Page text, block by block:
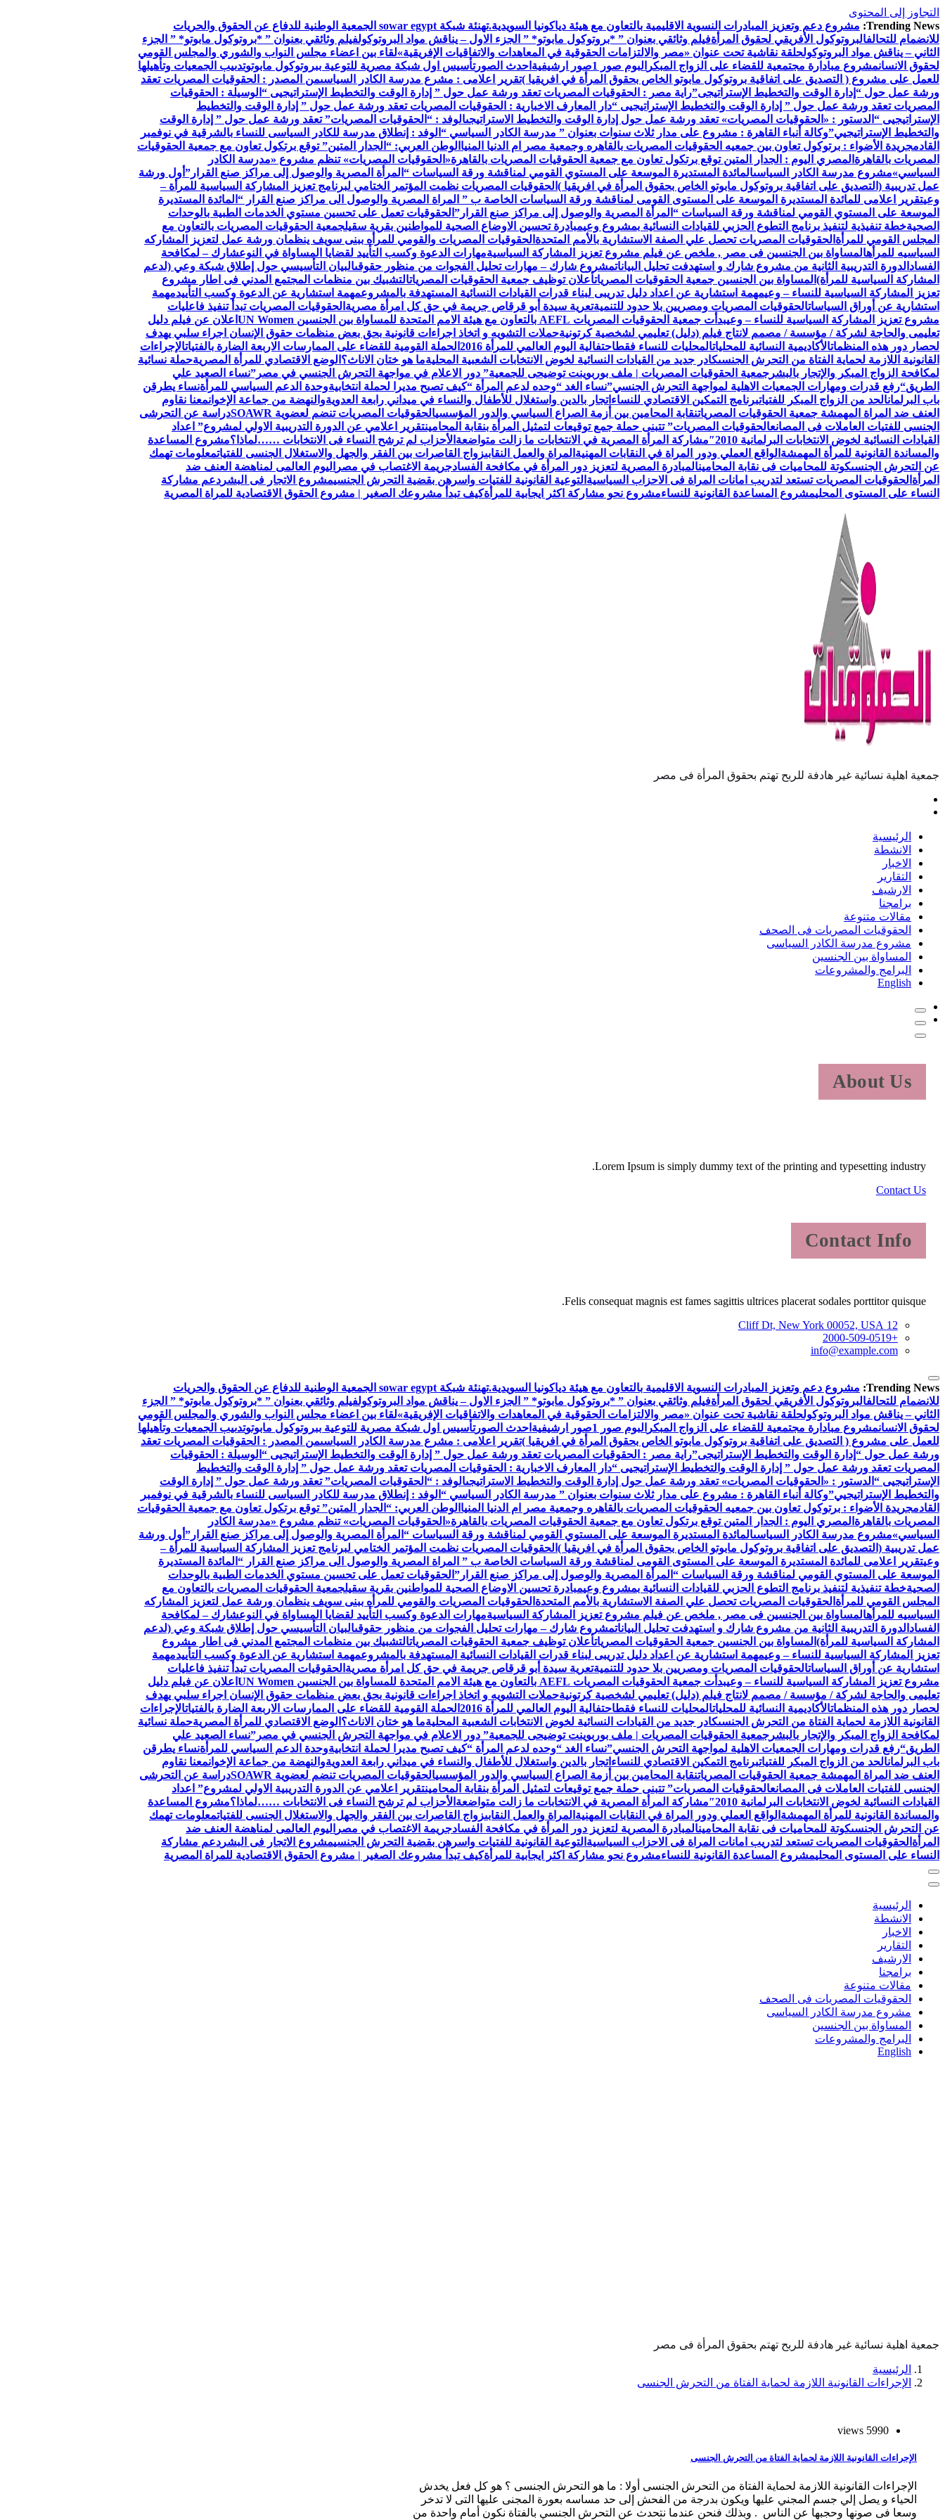
التجاوز إلى المحتوى
Trending News: مشروع دعم وتعزيز المبادرات النسوية الاقليمية بالتعاون مع هيئة دياكونيا السويدية.
تهنئة شبكة sowar egypt الجمعية الوطنية للدفاع عن الحقوق والحريات
للانضمام للتحالفالبروتوكول الأفريقي لحقوق المرأةفيلم وثائقي بعنوان ” *بروتوكول مابوتو* ” الجزء الاول – يناقش مواد البروتوكولفيلم وثائقي بعنوان ” *بروتوكول مابوتو* ” الجزء
الثاني – يناقش مواد البروتوكولحلقة نقاشية تحت عنوان «مصر والالتزامات الحقوقية في المعاهدات والاتفاقيات الإفريقية»لقاء بين اعضاء مجلس النواب والشوري والمجلس القومي
لحقوق الانسانمشروع مبادارة مجتمعية للقضاء على الزواج المبكر البوم صور 1 صور ارشيفية احدث الصورتأسيس اول شبكة مصرية للتوعية ببروتوكول مابوتوتدىيب الجمعيات وتأهيلها
للعمل على مشروع ( التصديق على اتفاقية بروتوكول مابوتو الخاص بحقوق المرأة في افريقيا )تقرير اعلامى : مشرع مدرسة الكادر السياسىمن المصدر : الحقوقيات المصريات تعقد
ورشة عمل حول “إدارة الوقت والتخطيط الإستراتيجى”راية مصر : الحقوقيات المصريات تعقد ورشة عمل حول ” إدارة الوقت والتخطيط الإستراتيجيى “ الوسيلة : الحقوقيات
المصريات تعقد ورشة عمل حول ” إدارة الوقت والتخطيط الإستراتيجيى “دار المعارف الاخبارية : الحقوقيات المصريات تعقد ورشة عمل حول ” إدارة الوقت والتخطيط
الإستراتيجيى “ الدستور : «الحقوقيات المصريات» تعقد ورشة عمل حول إدارة الوقت والتخطيط الاستراتيجىالوفد : “الحقوقيات المصريات” تعقد ورشة عمل حول ” إدارة الوقت
والتخطيط الإستراتيجيي”وكالة أنباء القاهرة : مشروع على مدار ثلاث سنوات بعنوان ” مدرسة الكادر السياسي “ الوفد : إنطلاق مدرسة للكادر السياسى للنساء بالشرقية في نوفمبر
القادمجريدة الأضواء : برتوكول تعاون بين جمعيه الحقوقيات المصريات بالقاهره وجمعية مصر ام الدنيا المنيا الوطن العربي: “الجدار المتين” توقع برتكول تعاون مع جمعية الحقوقيات
المصريات بالقاهرة المصري اليوم : الجدار المتين توقع برتكول تعاون مع جمعية الحقوقيات المصريات بالقاهرة«الحقوقيات المصريات» تنظم مشروع «مدرسة الكادر
السياسي»مشروع مدرسة الكادر السياسىالمائدة المستديرة الموسعة على المستوي القومي لمناقشة ورقة السياسات “المرأة المصرية والوصول إلى مراكز صنع القرار” أول ورشة
عمل تدريبية (التصديق على اتفاقية بروتوكول مابوتو الخاص بحقوق المرأة في افريقيا ) الحقوقيات المصريات نظمت المؤتمر الختامي لبرنامج تعزيز المشاركة السياسية للمرأة –
وعيتقرير اعلامى للمائدة المستديرة الموسعة على المستوى القومى لمناقشة ورقة السياسات الخاصة ب ” المراة المصرية والوصول الى مراكز صنع القرار “ المائدة المستديرة
الموسعة على المستوي القومي لمناقشة ورقة السياسات “المرأة المصرية والوصول إلى مراكز صنع القرار” الحقوقيات تعمل على تحسين مستوي الخدمات الطبية بالوحدات
الصحيةخطة تنفيذية لتنفيذ برنامج التطوع الحزبي للقيادات النسائية بمشروع وعيمبادرة تحسين الاوضاع الصحية للمواطنين بقرية سقيلجمعية الحقوقيات المصريات بالتعاون مع
المجلس القومي للمرأة الحقوقيات المصريات تحصل علي الصفة الاستشارية بالأمم المتحدة الحقوقيات المصريات والقومي للمرأه ببنى سويف ينظمان ورشة عمل لتعزيز المشاركه
السياسيه للمرأهالمساواة بين الجنسين فى مصر , ملخص عن فيلم مشروع تعزيز المشاركة السياسيةمهارات الدعوة وكسب التأييد لقضايا المساواة في النوعشارك – لمكافحة
الفساد الدورة التدريبية الثانية من مشروع شارك و استهدفت تحليل البياناتمشروع شارك – مهارات تحليل الفجوات من منظور حقوقىالبيان التأسيسي حول إطلاق شبكة وعي (لدعم
المشاركة السياسية للمرأة) المساواة بين الجنسين جمعية الحقوقيات المصرياتأعلان توظيف جمعية الحقوقيات المصرياتالتشبيك بين منظمات المجتمع المدني فى اطار مشروع
تعزيز المشاركة السياسية للنساء – وعيمهمة استشارية عن اعداد دليل تدريبى لبناء قدرات القيادات النسائية المستهدفة بالمشروعمهمة استشارية عن الدعوة وكسب التأييدمهمة
استشارية عن أوراق السياساتالحقوقيات المصريات ومصريين بلا حدود للتنميةتعرية سيدة أبو قرقاص جريمة في حق كل امرأة مصرية الحقوقيات المصريات تبدأ تنفيذ فاعليات
مشروع تعزيز المشاركة السياسية للنساء – وعيبدأت جمعية الحقوقيات المصريات AEFL بالتعاون مع هيئة الامم المتحدة للمساواة بين الجنسين UN Women
اعلان عن فيلم دليل
تعليمى والحاجة لشركة / مؤسسة / مصمم لانتاج فيلم (دليل) تعليمي لشخصية كرتونيةحملات التشويه و اتخاذ اجراءات قانونية بحق بعض منظمات حقوق الإنسان اجراء سلبي يهدف
لحصار دور هذه المنظماتالأكاديمية النسائية للمحلياتالمحليات للنساء فقطاحتفالية اليوم العالمي للمرأة 2016 الحملة القومية للقضاء على الممارسات الاربعة الضارة بالفتياتالإجراءات
القانونية اللازمة لحماية الفتاة من التحرش الجنسىكادر جديد من القيادات النسائية لخوض الانتخابات الشعبية المحليةما هو ختان الاناث؟ الوضع الاقتصادي للمرأة المصريةحملة نسائية
لمكافحة الزواج المبكر والإتجار بالبشر جمعية الحقوقيات المصريات | ملف بوربوينت توضيحى للجمعية” دور الاعلام في مواجهة التحرش الجنسي في مصر”نساء الصعيد علي
الطريق“رفع قدرات ومهارات الجمعيات الاهلية لمواجهة التحرش الجنسي”نساء الغد “وحده لدعم المرأة “كيف تصبح مديرا لحملة انتخابيةوحدة الدعم السياسي للمرأةنساء يطرقن
باب البرلمانالحد من الزواج المبكر للفتياتبرنامج التمكين الاقتصادي للنساء اتجار بالدين واستغلال للأطفال والنساء في ميداني رابعة العدويةوالنهضة من جماعة الإخوانمعنا نقاوم
العنف ضد المراة المهمشة جمعية الحقوقيات المصرياتنقابة المحامين بين أزمة الصراع السياسي والدور المؤسسيالحقوقيات المصريات تنضم لعضوية SOAWR
دراسة عن التحرشى
الجنسى للفتيات العاملات فى المصانعالحقوقيات المصريات” تتبنى حملة جمع توقيعات لتمثيل المرأة بنقابة المحامينتقرير اعلامي عن الدورة التدريبية الاولي لمشروع” اعداد
القيادات النسائية لخوض الانتخابات البرلمانية 2010″
مشاركة المرأة المصرية في الانتخابات ما زالت متواضعة الأحزاب لم ترشح النساء فى الانتخابات ……لماذا؟مشروع المساعدة
والمساندة القانونية للمرأة المهمشة الواقع العملي ودور المراة في النقابات المهنية المراة والعمل النقابىزواج القاصرات بين الفقر والجهل والاستغلال الجنسى للفتياتمعلومات تهمك
عن التحرش الجنسىكوتة للمحاميات فى نقابة المحامينالمبادرة المصرية لتعزيز دور المرأة في مكافحة الفسادجريمة الاغتصاب في مصر اليوم العالمى لمناهضة العنف ضد
المرأة الحقوقيات المصريات تستعد لتدريب امانات المراة فى الاحزاب السياسية التوعية القانونية للفتيات واسرهن بقضية التحرش الجنسيمشروع الاتجار فى البشر دعم مشاركة
النساء على المستوى المحليمشروع المساعدة القانونية للنساءمشروع نحو مشاركة اكثر ايجابية للمرأةكيف تبدأ مشروعك الصغير | مشروع الحقوق الاقتصادية للمراة المصرية
جمعية اهلية نسائية غير هادفة للربح تهتم بحقوق المرأة فى مصر
الرئيسية
الانشطة
الاخبار
التقارير
الارشيف
برامجنا
مقالات متنوعة
الحقوقيات المصريات فى الصحف
مشروع مدرسة الكادر السياسى
المساواة بين الجنسين
البرامج والمشروعات
English
About Us
Lorem Ipsum is simply dummy text of the printing and typesetting industry.
Contact Us
Contact Info
Felis consequat magnis est fames sagittis ultrices placerat sodales porttitor quisque.
12 Cliff Dt, New York 00052, USA
+2000-509-0519
info@example.com
Trending News: مشروع دعم وتعزيز المبادرات النسوية الاقليمية بالتعاون مع هيئة دياكونيا السويدية.
تهنئة شبكة sowar egypt الجمعية الوطنية للدفاع عن الحقوق والحريات
للانضمام للتحالفالبروتوكول الأفريقي لحقوق المرأةفيلم وثائقي بعنوان ” *بروتوكول مابوتو* ” الجزء الاول – يناقش مواد البروتوكولفيلم وثائقي بعنوان ” *بروتوكول مابوتو* ” الجزء
الثاني – يناقش مواد البروتوكولحلقة نقاشية تحت عنوان «مصر والالتزامات الحقوقية في المعاهدات والاتفاقيات الإفريقية»لقاء بين اعضاء مجلس النواب والشوري والمجلس القومي
لحقوق الانسانمشروع مبادارة مجتمعية للقضاء على الزواج المبكر البوم صور 1 صور ارشيفية احدث الصورتأسيس اول شبكة مصرية للتوعية ببروتوكول مابوتوتدىيب الجمعيات وتأهيلها
للعمل على مشروع ( التصديق على اتفاقية بروتوكول مابوتو الخاص بحقوق المرأة في افريقيا )تقرير اعلامى : مشرع مدرسة الكادر السياسىمن المصدر : الحقوقيات المصريات تعقد
ورشة عمل حول “إدارة الوقت والتخطيط الإستراتيجى”راية مصر : الحقوقيات المصريات تعقد ورشة عمل حول ” إدارة الوقت والتخطيط الإستراتيجيى “ الوسيلة : الحقوقيات
المصريات تعقد ورشة عمل حول ” إدارة الوقت والتخطيط الإستراتيجيى “دار المعارف الاخبارية : الحقوقيات المصريات تعقد ورشة عمل حول ” إدارة الوقت والتخطيط
الإستراتيجيى “ الدستور : «الحقوقيات المصريات» تعقد ورشة عمل حول إدارة الوقت والتخطيط الاستراتيجىالوفد : “الحقوقيات المصريات” تعقد ورشة عمل حول ” إدارة الوقت
والتخطيط الإستراتيجيي”وكالة أنباء القاهرة : مشروع على مدار ثلاث سنوات بعنوان ” مدرسة الكادر السياسي “ الوفد : إنطلاق مدرسة للكادر السياسى للنساء بالشرقية في نوفمبر
القادمجريدة الأضواء : برتوكول تعاون بين جمعيه الحقوقيات المصريات بالقاهره وجمعية مصر ام الدنيا المنيا الوطن العربي: “الجدار المتين” توقع برتكول تعاون مع جمعية الحقوقيات
المصريات بالقاهرة المصري اليوم : الجدار المتين توقع برتكول تعاون مع جمعية الحقوقيات المصريات بالقاهرة«الحقوقيات المصريات» تنظم مشروع «مدرسة الكادر
السياسي»مشروع مدرسة الكادر السياسىالمائدة المستديرة الموسعة على المستوي القومي لمناقشة ورقة السياسات “المرأة المصرية والوصول إلى مراكز صنع القرار” أول ورشة
عمل تدريبية (التصديق على اتفاقية بروتوكول مابوتو الخاص بحقوق المرأة في افريقيا ) الحقوقيات المصريات نظمت المؤتمر الختامي لبرنامج تعزيز المشاركة السياسية للمرأة –
وعيتقرير اعلامى للمائدة المستديرة الموسعة على المستوى القومى لمناقشة ورقة السياسات الخاصة ب ” المراة المصرية والوصول الى مراكز صنع القرار “ المائدة المستديرة
الموسعة على المستوي القومي لمناقشة ورقة السياسات “المرأة المصرية والوصول إلى مراكز صنع القرار” الحقوقيات تعمل على تحسين مستوي الخدمات الطبية بالوحدات
الصحيةخطة تنفيذية لتنفيذ برنامج التطوع الحزبي للقيادات النسائية بمشروع وعيمبادرة تحسين الاوضاع الصحية للمواطنين بقرية سقيلجمعية الحقوقيات المصريات بالتعاون مع
المجلس القومي للمرأة الحقوقيات المصريات تحصل علي الصفة الاستشارية بالأمم المتحدة الحقوقيات المصريات والقومي للمرأه ببنى سويف ينظمان ورشة عمل لتعزيز المشاركه
السياسيه للمرأهالمساواة بين الجنسين فى مصر , ملخص عن فيلم مشروع تعزيز المشاركة السياسيةمهارات الدعوة وكسب التأييد لقضايا المساواة في النوعشارك – لمكافحة
الفساد الدورة التدريبية الثانية من مشروع شارك و استهدفت تحليل البياناتمشروع شارك – مهارات تحليل الفجوات من منظور حقوقىالبيان التأسيسي حول إطلاق شبكة وعي (لدعم
المشاركة السياسية للمرأة) المساواة بين الجنسين جمعية الحقوقيات المصرياتأعلان توظيف جمعية الحقوقيات المصرياتالتشبيك بين منظمات المجتمع المدني فى اطار مشروع
تعزيز المشاركة السياسية للنساء – وعيمهمة استشارية عن اعداد دليل تدريبى لبناء قدرات القيادات النسائية المستهدفة بالمشروعمهمة استشارية عن الدعوة وكسب التأييدمهمة
استشارية عن أوراق السياساتالحقوقيات المصريات ومصريين بلا حدود للتنميةتعرية سيدة أبو قرقاص جريمة في حق كل امرأة مصرية الحقوقيات المصريات تبدأ تنفيذ فاعليات
مشروع تعزيز المشاركة السياسية للنساء – وعيبدأت جمعية الحقوقيات المصريات AEFL بالتعاون مع هيئة الامم المتحدة للمساواة بين الجنسين UN Women
اعلان عن فيلم دليل
تعليمى والحاجة لشركة / مؤسسة / مصمم لانتاج فيلم (دليل) تعليمي لشخصية كرتونيةحملات التشويه و اتخاذ اجراءات قانونية بحق بعض منظمات حقوق الإنسان اجراء سلبي يهدف
لحصار دور هذه المنظماتالأكاديمية النسائية للمحلياتالمحليات للنساء فقطاحتفالية اليوم العالمي للمرأة 2016 الحملة القومية للقضاء على الممارسات الاربعة الضارة بالفتياتالإجراءات
القانونية اللازمة لحماية الفتاة من التحرش الجنسىكادر جديد من القيادات النسائية لخوض الانتخابات الشعبية المحليةما هو ختان الاناث؟ الوضع الاقتصادي للمرأة المصريةحملة نسائية
لمكافحة الزواج المبكر والإتجار بالبشر جمعية الحقوقيات المصريات | ملف بوربوينت توضيحى للجمعية” دور الاعلام في مواجهة التحرش الجنسي في مصر”نساء الصعيد علي
الطريق“رفع قدرات ومهارات الجمعيات الاهلية لمواجهة التحرش الجنسي”نساء الغد “وحده لدعم المرأة “كيف تصبح مديرا لحملة انتخابيةوحدة الدعم السياسي للمرأةنساء يطرقن
باب البرلمانالحد من الزواج المبكر للفتياتبرنامج التمكين الاقتصادي للنساء اتجار بالدين واستغلال للأطفال والنساء في ميداني رابعة العدويةوالنهضة من جماعة الإخوانمعنا نقاوم
العنف ضد المراة المهمشة جمعية الحقوقيات المصرياتنقابة المحامين بين أزمة الصراع السياسي والدور المؤسسيالحقوقيات المصريات تنضم لعضوية SOAWR
دراسة عن التحرشى
الجنسى للفتيات العاملات فى المصانعالحقوقيات المصريات” تتبنى حملة جمع توقيعات لتمثيل المرأة بنقابة المحامينتقرير اعلامي عن الدورة التدريبية الاولي لمشروع” اعداد
القيادات النسائية لخوض الانتخابات البرلمانية 2010″
مشاركة المرأة المصرية في الانتخابات ما زالت متواضعة الأحزاب لم ترشح النساء فى الانتخابات ……لماذا؟مشروع المساعدة
والمساندة القانونية للمرأة المهمشة الواقع العملي ودور المراة في النقابات المهنية المراة والعمل النقابىزواج القاصرات بين الفقر والجهل والاستغلال الجنسى للفتياتمعلومات تهمك
عن التحرش الجنسىكوتة للمحاميات فى نقابة المحامينالمبادرة المصرية لتعزيز دور المرأة في مكافحة الفسادجريمة الاغتصاب في مصر اليوم العالمى لمناهضة العنف ضد
المرأة الحقوقيات المصريات تستعد لتدريب امانات المراة فى الاحزاب السياسية التوعية القانونية للفتيات واسرهن بقضية التحرش الجنسيمشروع الاتجار فى البشر دعم مشاركة
النساء على المستوى المحليمشروع المساعدة القانونية للنساءمشروع نحو مشاركة اكثر ايجابية للمرأةكيف تبدأ مشروعك الصغير | مشروع الحقوق الاقتصادية للمراة المصرية
الرئيسية
الانشطة
الاخبار
التقارير
الارشيف
برامجنا
مقالات متنوعة
الحقوقيات المصريات فى الصحف
مشروع مدرسة الكادر السياسى
المساواة بين الجنسين
البرامج والمشروعات
English
جمعية اهلية نسائية غير هادفة للربح تهتم بحقوق المرأة فى مصر
الرئيسية
الإجراءات القانونية اللازمة لحماية الفتاة من التحرش الجنسى
5990 views
الإجراءات القانونية اللازمة لحماية الفتاة من التحرش الجنسى
الإجراءات القانونية اللازمة لحماية الفتاة من التحرش الجنسى أولا : ما هو التحرش الجنسى ؟ هو كل فعل يخدش
الحياء و يصل إلي جسم المجني عليها ويكون بدرجة من الفحش إلى حد مساسه بعورة المجنى عليها التى لا تدخر
وسعا فى صونها وحجبها عن الناس . وبذلك فنحن عندما نتحدث عن التحرش الجنسي بالفتاة نكون أمام واحدة من